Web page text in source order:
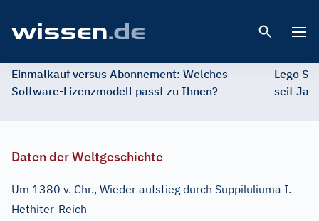
Einmalkauf versus Abonnement: Welches
Software-Lizenzmodell passt zu Ihnen?
Lego
seit
Daten der Weltgeschichte
Um 1380 v. Chr., Wieder aufstieg durch Suppiluliuma I.
Hethiter-Reich